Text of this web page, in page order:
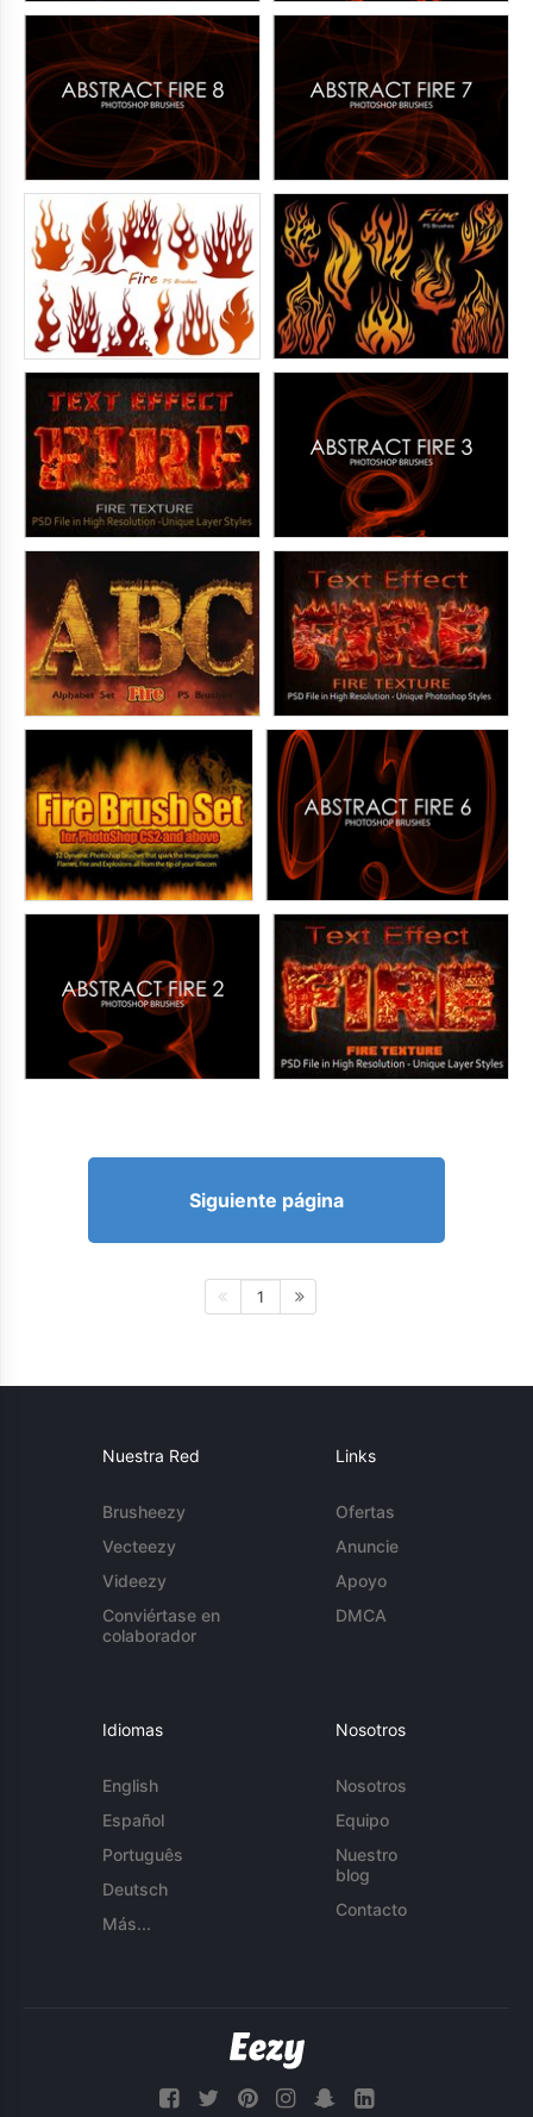
Siguiente página
1
Nuestra Red
Brusheezy
Vecteezy
Videezy
Conviértase en
colaborador
Links
Ofertas
Anuncie
Apoyo
DMCA
Idiomas
English
Español
Português
Deutsch
Más...
Nosotros
Nosotros
Equipo
Nuestro
blog
Contacto